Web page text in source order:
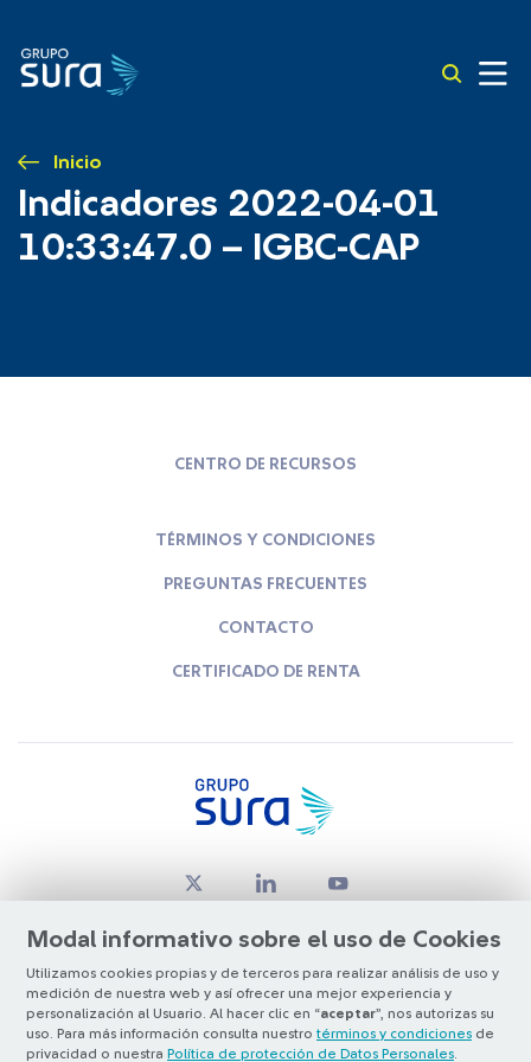
Inicio
Indicadores 2022-04-01
10:33:47.0 – IGBC-CAP
Modal informativo sobre el uso de Cookies
Utilizamos cookies propias y de terceros para realizar análisis de uso y
medición de nuestra web y así ofrecer una mejor experiencia y
personalización al Usuario. Al hacer clic en “aceptar”, nos autorizas su
uso. Para más información consulta nuestro términos y condiciones de
privacidad o nuestra Política de protección de Datos Personales
CENTRO DE RECURSOS
TÉRMINOS Y CONDICIONES
PREGUNTAS FRECUENTES
CONTACTO
CERTIFICADO DE RENTA
© Copyright Grupo SURA 2026